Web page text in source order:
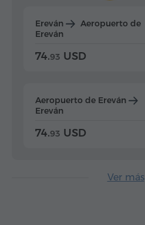
Ereván
Aeropuerto de
Ereván
74.93 USD
Aeropuerto de Ereván
Ereván
74.93 USD
Ver más